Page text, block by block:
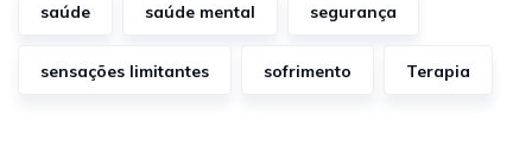
saúde saúde mental segurança
sensações limitantes sofrimento Terapia